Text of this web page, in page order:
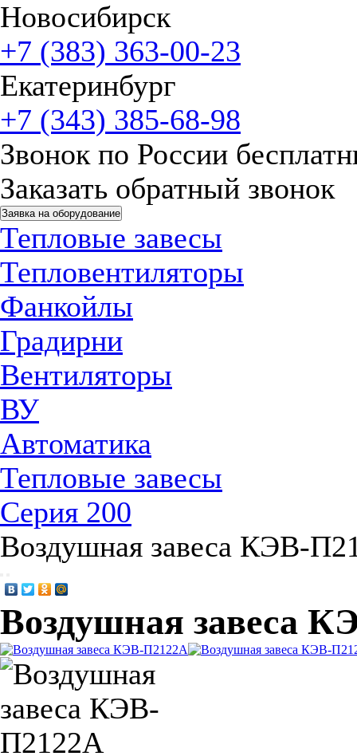
Новосибирск
+7 (383) 363-00-23
Екатеринбург
+7 (343) 385-68-98
Звонок по России
Заказать обратный звонок
Заявка на оборудование
Тепловые завесы
Тепловентиляторы
Фанкойлы
Градирни
Вентиляторы
ВУ
Автоматика
Тепловые завесы
Серия 200
Воздушная завеса КЭВ-
Воздушная завеса